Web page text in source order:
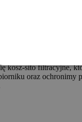
kosz-sito filtracyjne,
oraz ochronimy